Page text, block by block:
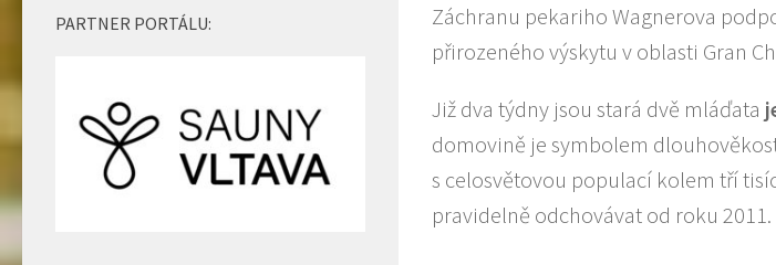
Záchranu pekariho Wagnerova
přirozeného výskytu v oblasti Gran
Již dva týdny jsou stará dvě mláďata
domovině je symbolem
s celosvětovou populací kolem tří
pravidelně odchovávat od roku 2011.
PARTNER PORTÁLU: